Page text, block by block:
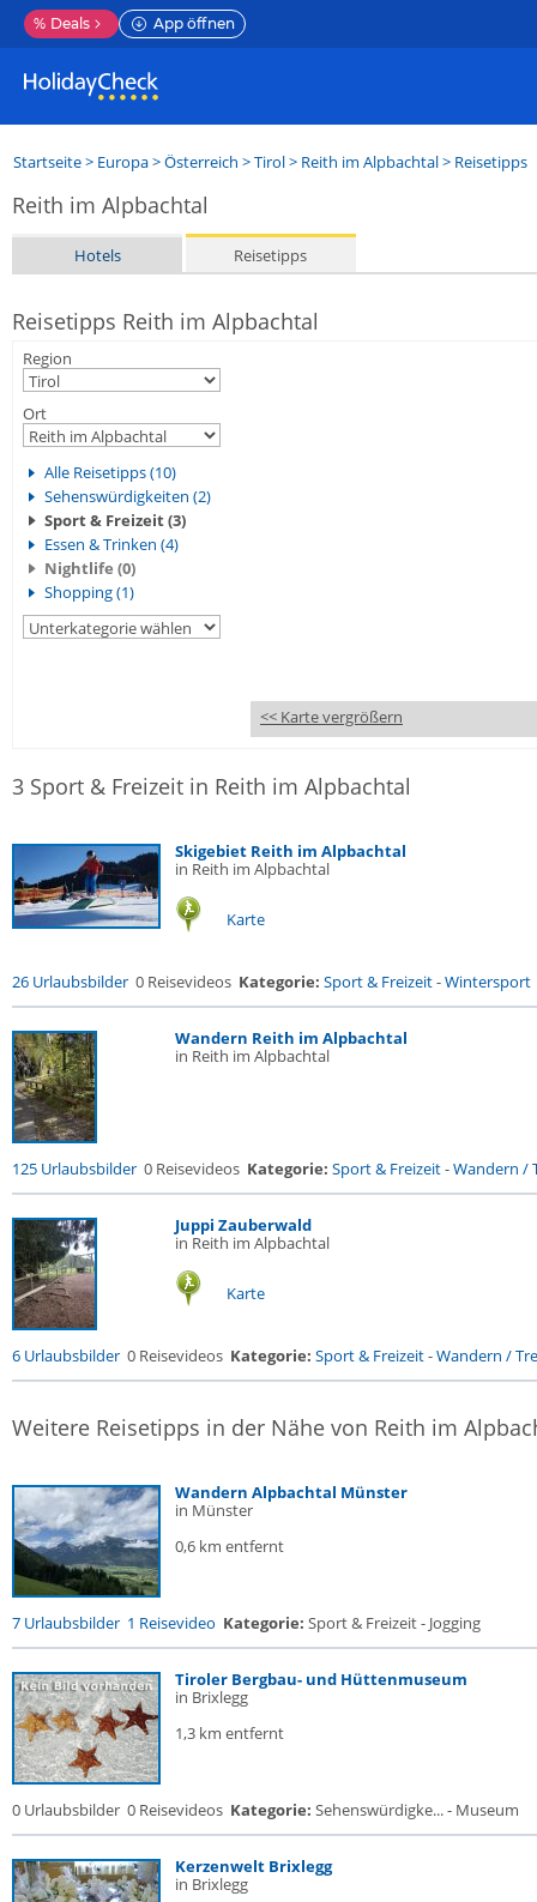
% Deals App öffnen
Startseite> Europa>Österreich >Tirol> Reith im Alpbachtal> Reisetipps
Reith im Alpbachtal
Hotels Reisetipps
Reisetipps Reith im Alpbachtal
Region
Ort
Alle Reisetipps (10)
Sehenswürdigkeiten (2)
Sport & Freizeit (3)
Essen & Trinken (4)
Nightlife (0)
Shopping (1)
<< Karte vergrößern
3 Sport & Freizeit in Reith im Alpbachtal
Skigebiet Reith im Alpbachtal
in Reith im Alpbachtal
Karte
26 Urlaubsbilder 0 Reisevideos Kategorie: Sport & Freizeit-Wintersport
Wandern Reith im Alpbachtal
in Reith im Alpbachtal
125 Urlaubsbilder 0 Reisevideos Kategorie: Sport & Freizeit-Wandern /
Juppi Zauberwald
in Reith im Alpbachtal
Karte
6 Urlaubsbilder 0 Reisevideos Kategorie: Sport & Freizeit-Wandern /
Weitere Reisetipps in der Nähe von Reith im
Wandern Alpbachtal Münster
in Münster
0,6 km entfernt
7 Urlaubsbilder 1 Reisevideo Kategorie: Sport & Freizeit - Jogging
Tiroler Bergbau- und Hüttenmuseum
in Brixlegg
1,3 km entfernt
0 Urlaubsbilder 0 Reisevideos Kategorie: Sehenswürdigke... - Museum
Kerzenwelt Brixlegg
in Brixlegg